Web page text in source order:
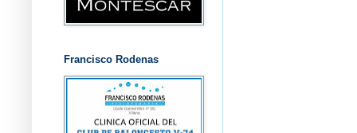
Francisco Rodenas